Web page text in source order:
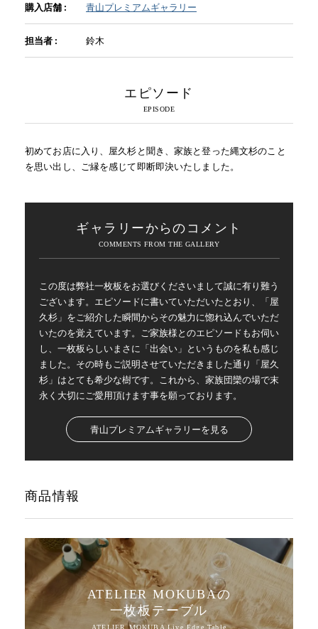
購入店舗 : 青山プレミアムギャラリー
担当者 : 鈴木
エピソード
初めてお店に入り、屋久杉と聞き、家族と登った縄文杉のこと
を思い出し、ご縁を感じて即断即決いたしました。
ギャラリーからのコメント
この度は弊社一枚板をお選びくださいまして誠に有り難う
ございます。エピソードに書いていただいたとおり、「屋
久杉」をご紹介した瞬間からその魅力に惚れ込んでいただ
いたのを覚えています。ご家族様とのエピソードもお伺い
し、一枚板らしいまさに「出会い」というものを私も感じ
ました。その時もご説明させていただきました通り「屋久
杉」はとても希少な樹です。これから、家族団欒の場で末
永く大切にご愛用頂けます事を願っております。
青山プレミアムギャラリーを見る
商品情報
ATELIER MOKUBAの
一枚板テーブル